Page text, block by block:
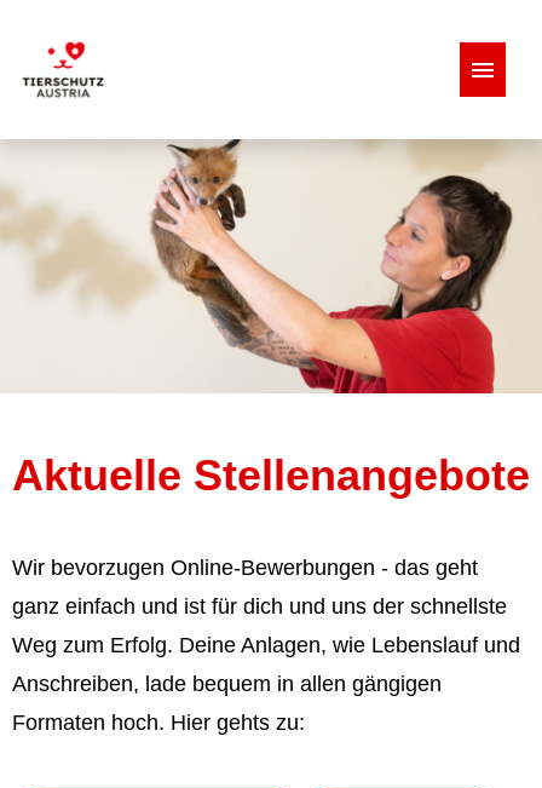
Stellenangebote
Aktuelle Stellenangebote
Wir bevorzugen Online-Bewerbungen - das geht
ganz einfach und ist für dich und uns der schnellste
Weg zum Erfolg. Deine Anlagen, wie Lebenslauf und
Anschreiben, lade bequem in allen gängigen
Formaten hoch. Hier gehts zu: